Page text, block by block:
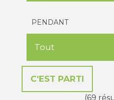
PENDANT
(69